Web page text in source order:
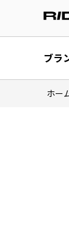
ブラ
ホー